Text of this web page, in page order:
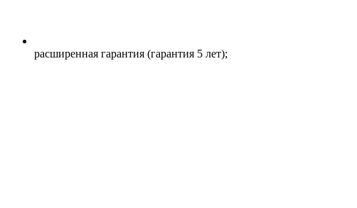
расширенная гарантия (гарантия 5 лет);